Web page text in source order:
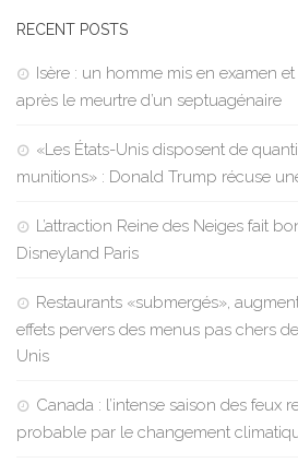
RECENT POSTS
Isère : un homme mis en examen
après le meurtre d’un septuagénaire
«Les États-Unis disposent de
munitions» : Donald Trump récuse
L’attraction Reine des Neiges fait
Disneyland Paris
Restaurants «submergés»,
effets pervers des menus pas chers
Unis
Canada : l’intense saison des feux
probable par le changement